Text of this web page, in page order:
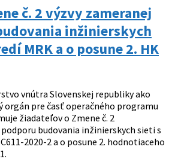
č. 2 výzvy zameranej
inžinierskych
MRK a o posune 2. HK
vnútra Slovenskej republiky ako
pre časť operačného programu
žiadateľov o Zmene č. 2
budovania inžinierskych sieti s
2020-2 a o posune 2. hodnotiaceho